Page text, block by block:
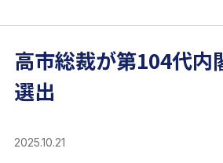
高市総裁が第104代内
選出
2025.10.21